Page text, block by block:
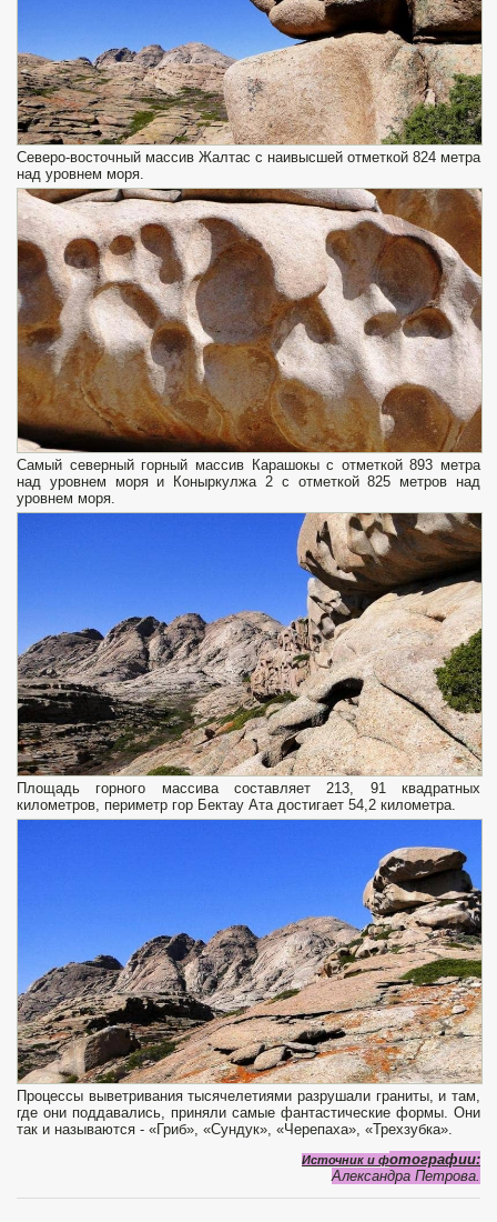
Северо-восточный массив Жалтас с наивысшей отметкой 824 метра
над уровнем моря.
Самый северный горный массив Карашокы с отметкой 893 метра
над уровнем моря и Коныркулжа 2 с отметкой 825 метров над
уровнем моря.
Площадь горного массива составляет 213, 91 квадратных
километров, периметр гор Бектау Ата достигает 54,2 километра.
Процессы выветривания тысячелетиями разрушали граниты, и там,
где они поддавались, приняли самые фантастические формы. Они
так и называются - «Гриб», «Сундук», «Черепаха», «Трехзубка».
Источник и фотографии:
Александра Петрова.